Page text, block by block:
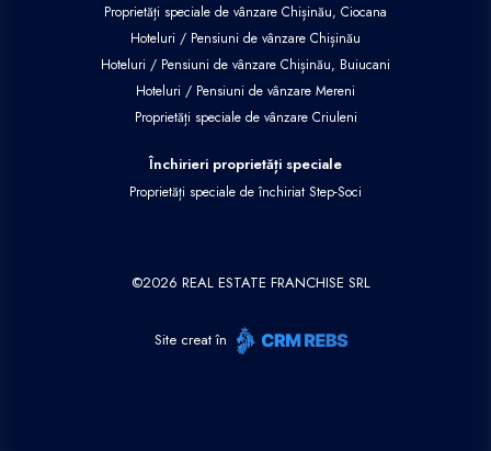
Proprietăți speciale de vânzare Chișinău, Ciocana
Hoteluri / Pensiuni de vânzare Chișinău
Hoteluri / Pensiuni de vânzare Chișinău, Buiucani
Hoteluri / Pensiuni de vânzare Mereni
Proprietăți speciale de vânzare Criuleni
Închirieri proprietăți speciale
Proprietăți speciale de închiriat Step-Soci
©2026 REAL ESTATE FRANCHISE SRL
Site creat în